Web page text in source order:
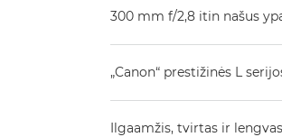
300 mm f/2,8 itin našus
„Canon“ prestižinės L
Ilgaamžis, tvirtas ir lengvas